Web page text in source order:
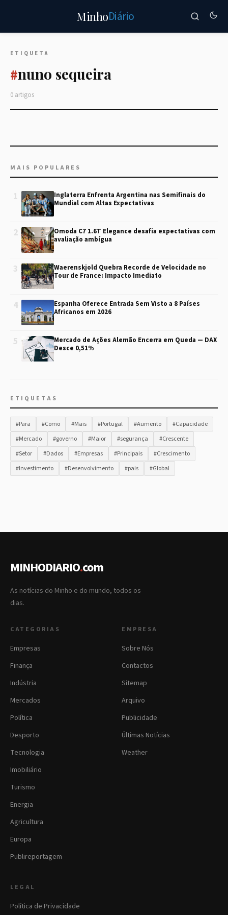
MinhoDiário
ETIQUETA
#nuno sequeira
0 artigos
MAIS POPULARES
1
Inglaterra Enfrenta Argentina nas Semifinais do
Mundial com Altas Expectativas
2
Omoda C7 1.6T Elegance desafia expectativas com
avaliação ambígua
3
Waerenskjold Quebra Recorde de Velocidade no
Tour de France: Impacto Imediato
4
Espanha Oferece Entrada Sem Visto a 8 Países
Africanos em 2026
5
Mercado de Ações Alemão Encerra em Queda — DAX
Desce 0,51%
ETIQUETAS
#Para #Como #Mais #Portugal #Aumento
#Capacidade
#Mercado
#governo #Maior #segurança
#Crescente
#Setor
#Dados #Empresas #Principais
#Crescimento
#Investimento
#Desenvolvimento #pais #Global
MINHODIARIO.com
As notícias do Minho e do mundo, todos os
dias.
CATEGORIAS
Empresas
Finança
Indústria
Mercados
Política
Desporto
Tecnologia
Imobiliário
Turismo
Energia
Agricultura
Europa
Publireportagem
EMPRESA
Sobre Nós
Contactos
Sitemap
Arquivo
Publicidade
Últimas Notícias
Weather
LEGAL
Política de Privacidade